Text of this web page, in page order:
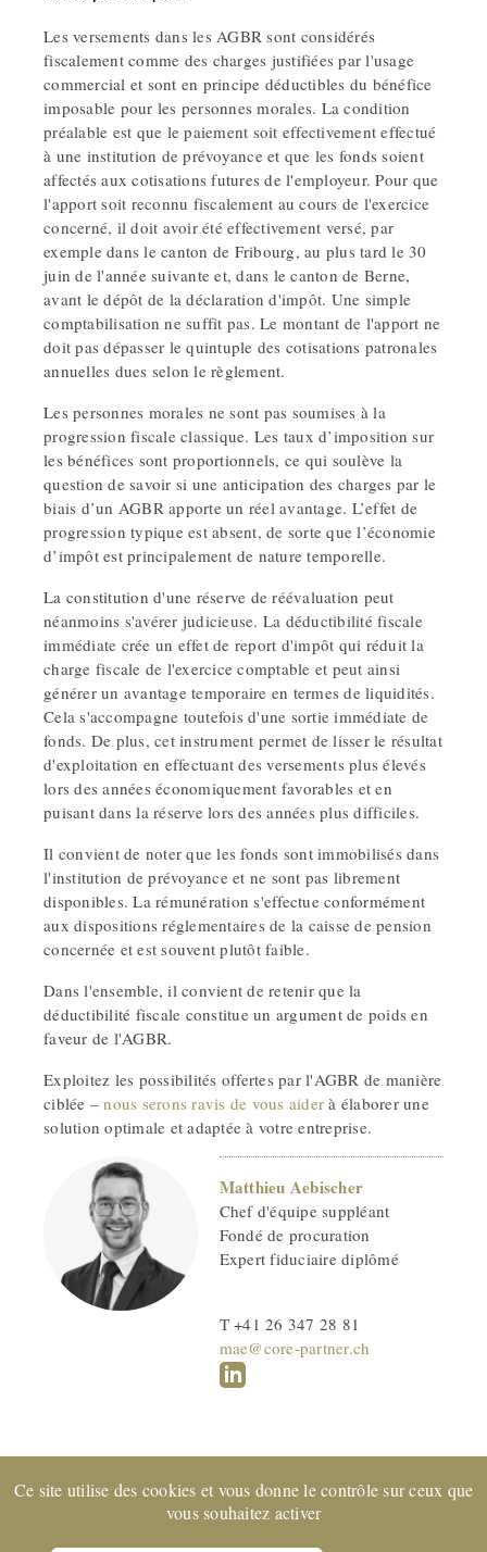
Les versements dans les AGBR sont considérés
fiscalement comme des charges justifiées par l'usage
commercial et sont en principe déductibles du bénéfice
imposable pour les personnes morales. La condition
préalable est que le paiement soit effectivement effectué
à une institution de prévoyance et que les fonds soient
affectés aux cotisations futures de l'employeur. Pour que
l'apport soit reconnu fiscalement au cours de l'exercice
concerné, il doit avoir été effectivement versé, par
exemple dans le canton de Fribourg, au plus tard le 30
juin de l'année suivante et, dans le canton de Berne,
avant le dépôt de la déclaration d'impôt. Une simple
comptabilisation ne suffit pas. Le montant de l'apport ne
doit pas dépasser le quintuple des cotisations patronales
annuelles dues selon le règlement.
Les personnes morales ne sont pas soumises à la
progression fiscale classique. Les taux d’imposition sur
les bénéfices sont proportionnels, ce qui soulève la
question de savoir si une anticipation des charges par le
biais d’un AGBR apporte un réel avantage. L’effet de
progression typique est absent, de sorte que l’économie
d’impôt est principalement de nature temporelle.
La constitution d'une réserve de réévaluation peut
néanmoins s'avérer judicieuse. La déductibilité fiscale
immédiate crée un effet de report d'impôt qui réduit la
charge fiscale de l'exercice comptable et peut ainsi
générer un avantage temporaire en termes de liquidités.
Cela s'accompagne toutefois d'une sortie immédiate de
fonds. De plus, cet instrument permet de lisser le résultat
d'exploitation en effectuant des versements plus élevés
lors des années économiquement favorables et en
puisant dans la réserve lors des années plus difficiles.
Il convient de noter que les fonds sont immobilisés dans
l'institution de prévoyance et ne sont pas librement
disponibles. La rémunération s'effectue conformément
aux dispositions réglementaires de la caisse de pension
concernée et est souvent plutôt faible.
Dans l'ensemble, il convient de retenir que la
déductibilité fiscale constitue un argument de poids en
faveur de l'AGBR.
Exploitez les possibilités offertes par l'AGBR de manière
ciblée –nous serons ravis de vous aider à élaborer une
solution optimale et adaptée à votre entreprise.
Matthieu Aebischer
Chef d'équipe suppléant
Fondé de procuration
Expert fiduciaire diplômé
T +41 26 347 28 81
mae@core-partner.ch
Entreprise certifiée EXPERTsuisseet membre de FIDUCIAIRE
| SUISSE © 2022 CORE Partenaires SA
Ce site utilise des cookies et vous donne le contrôle sur ceux que
vous souhaitez activer